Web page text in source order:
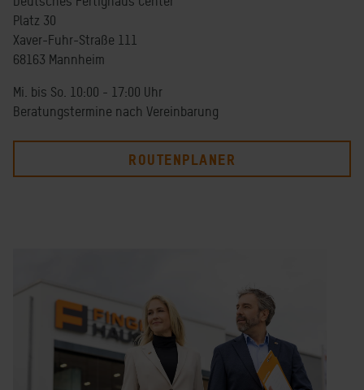
Platz 30
Xaver-Fuhr-Straße 111
68163 Mannheim
Mi. bis So. 10:00 - 17:00 Uhr
Beratungstermine nach Vereinbarung
ROUTENPLANER